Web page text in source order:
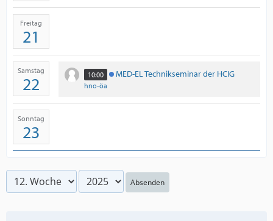
Freitag
21
Samstag
22 10:00 MED-EL Technikseminar der HCIG
hno-öa
Sonntag
23
Absenden